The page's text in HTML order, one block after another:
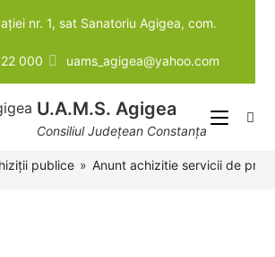
nr. 1, sat Sanatoriu Agigea, com.
000
uams_agigea@yahoo.com
U.A.M.S. Agigea
Consiliul Județean Constanța
publice » Anunt achizitie servicii de